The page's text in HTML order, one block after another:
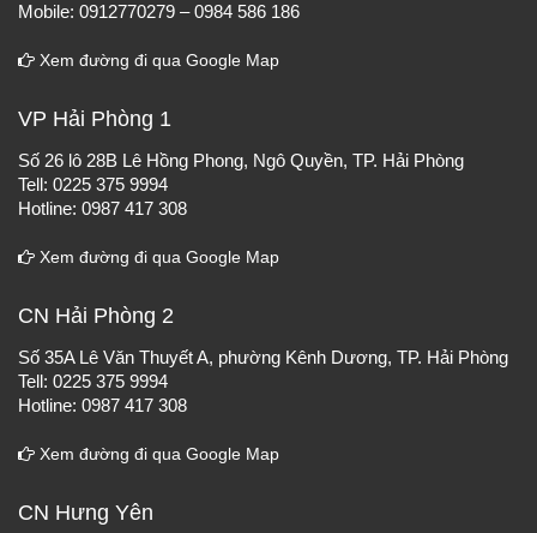
Mobile: 0912770279 – 0984 586 186
Xem đường đi qua Google Map
VP Hải Phòng 1
Số 26 lô 28B Lê Hồng Phong, Ngô Quyền, TP. Hải Phòng
Tell: 0225 375 9994
Hotline: 0987 417 308
Xem đường đi qua Google Map
CN Hải Phòng 2
Số 35A Lê Văn Thuyết A, phường Kênh Dương, TP. Hải Phòng
Tell: 0225 375 9994
Hotline: 0987 417 308
Xem đường đi qua Google Map
CN Hưng Yên